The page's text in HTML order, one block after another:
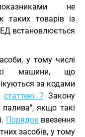
не
таких товарів із
встановлюється
у тому числі
машини, що
за кодами
статтею 7Закону
палива", якщо такі
Порядокввезення
засобів, у тому